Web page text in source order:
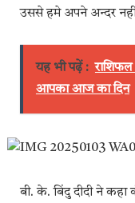
उससे हमे अपने अन्दर नही
यह भी पढ़ें :
आपका आज का दिन
बी. के. बिंदु दीदी ने